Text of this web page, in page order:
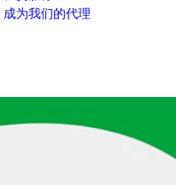
成为我们的代理